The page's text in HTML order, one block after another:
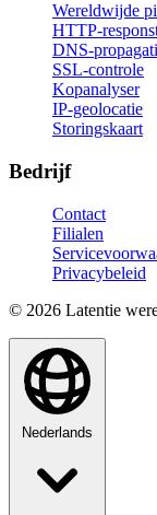
Wereldwijde
HTTP-
DNS-
SSL-controle
Kopanalyser
IP-geolocatie
Storingskaart
Bedrijf
Contact
Filialen
Privacybeleid
© 2026 Latentie
Nederlands